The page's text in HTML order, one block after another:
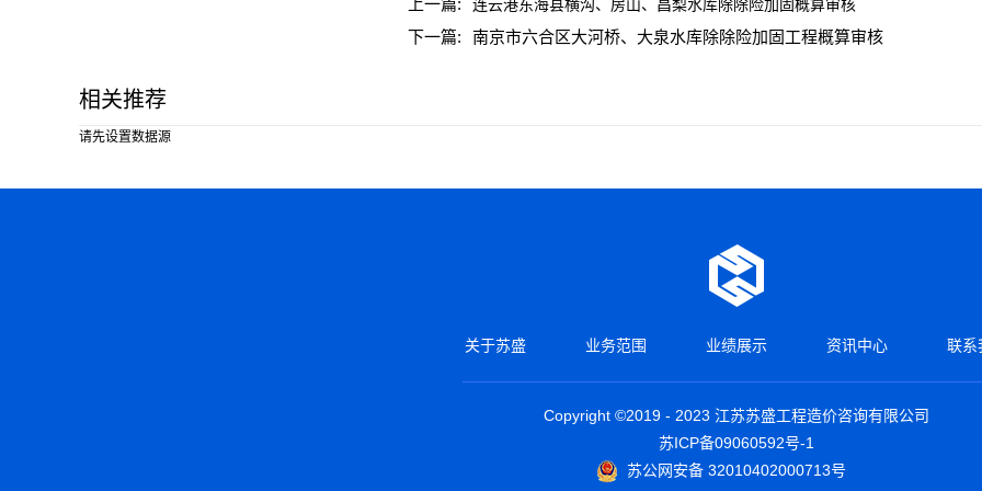
上一篇: 连云港东海县横沟、房山、昌梨水库除除险加固概算审核
下一篇: 南京市六合区大河桥、大泉水库除除险加固工程概算审核
相关推荐
请先设置数据源
关于苏盛 业务范围 业绩展示 资讯中心 联系
Copyright ©2019 - 2023 江苏苏盛工程造价咨询有限公司
苏ICP备09060592号-1
苏公网安备 32010402000713号